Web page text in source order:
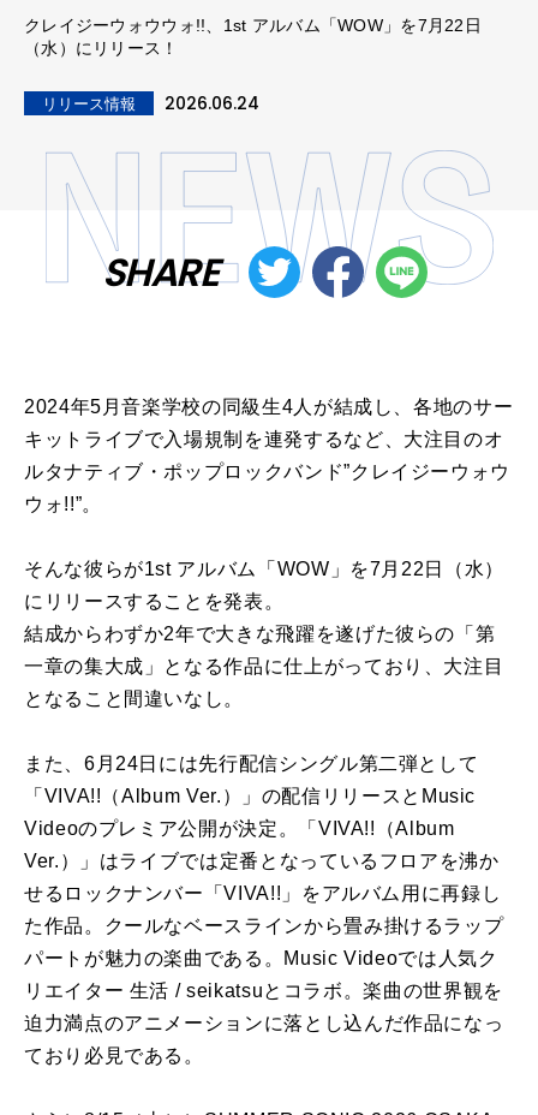
クレイジーウォウウォ!!、1st アルバム「WOW」を7月22日
（水）にリリース！
リリース情報 2026.06.24
SHARE
2024年5月音楽学校の同級生4人が結成し、各地のサー
キットライブで入場規制を連発するなど、大注目のオ
ルタナティブ・ポップロックバンド”クレイジーウォウ
ウォ!!”。
そんな彼らが1st アルバム「WOW」を7月22日（水）
にリリースすることを発表。
結成からわずか2年で大きな飛躍を遂げた彼らの「第
一章の集大成」となる作品に仕上がっており、大注目
となること間違いなし。
また、6月24日には先行配信シングル第二弾として
「VIVA!!（Album Ver.）」の配信リリースとMusic
Videoのプレミア公開が決定。「VIVA!!（Album
Ver.）」はライブでは定番となっているフロアを沸か
せるロックナンバー「VIVA!!」をアルバム用に再録し
た作品。クールなベースラインから畳み掛けるラップ
パートが魅力の楽曲である。Music Videoでは人気ク
リエイター 生活 / seikatsuとコラボ。楽曲の世界観を
迫力満点のアニメーションに落とし込んだ作品になっ
ており必見である。